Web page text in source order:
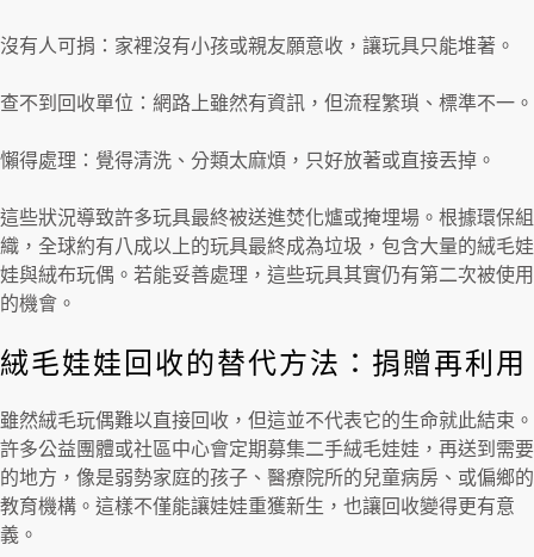
沒有人可捐：家裡沒有小孩或親友願意收，讓玩具只能堆著。
查不到回收單位：網路上雖然有資訊，但流程繁瑣、標準不一。
懶得處理：覺得清洗、分類太麻煩，只好放著或直接丟掉。
這些狀況導致許多玩具最終被送進焚化爐或掩埋場。根據環保組
織，全球約有八成以上的玩具最終成為垃圾，包含大量的絨毛娃
娃與絨布玩偶。若能妥善處理，這些玩具其實仍有第二次被使用
的機會。
絨毛娃娃回收的替代方法：捐贈再利用
雖然絨毛玩偶難以直接回收，但這並不代表它的生命就此結束。
許多公益團體或社區中心會定期募集二手絨毛娃娃，再送到需要
的地方，像是弱勢家庭的孩子、醫療院所的兒童病房、或偏鄉的
教育機構。這樣不僅能讓娃娃重獲新生，也讓回收變得更有意
義。